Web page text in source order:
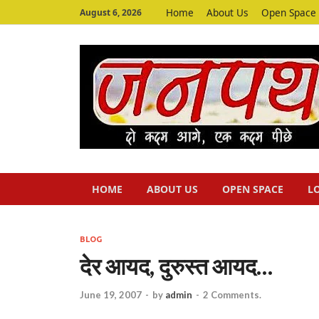
August 6, 2026 Home About Us Open Space
HOME ABOUT US OPEN SPACE
BLOG
देर आयद, दुरुस्‍त आयद…
June 19, 2007 - by admin - 2 Comments.